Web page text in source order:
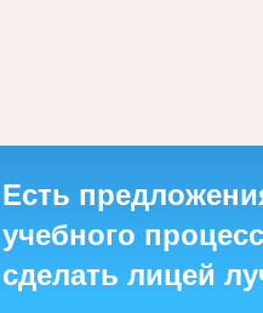
Есть
учебного
сделать лицей